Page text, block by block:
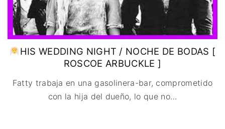
MUSICAL
TERROR
PAISES BAJOS
REINO UNIDO
SUECIA
DIGITAL
HIS WEDDING NIGHT / NOCHE DE BODAS [
ROSCOE ARBUCKLE ]
Fatty trabaja en una gasolinera-bar, comprometido
con la hija del dueño, lo que no…